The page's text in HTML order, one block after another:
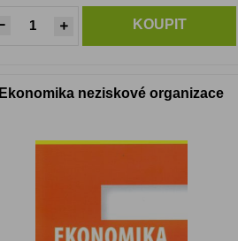
KOUPIT
Ekonomika neziskové organizace